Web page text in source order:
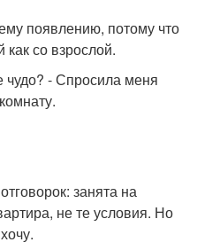
появлению, потому что
как со взрослой.
чудо? - Спросила меня
занята на
не те условия. Но